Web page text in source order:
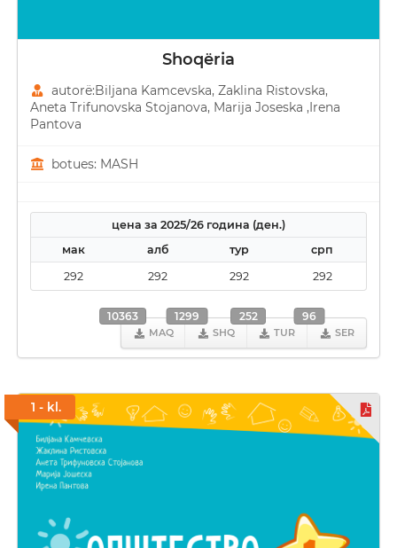
Shoqëria
autorë:Biljana Kamcevska, Zaklina Ristovska,
Aneta Trifunovska Stojanova, Marija Joseska ,Irena
Pantova
botues: MASH
цена за 2025/26 година (ден.)
мак
алб тур
срп
292
292 292 292
MAQ
10363
SHQ
1299
TUR
252
SER
96
1 - kl.